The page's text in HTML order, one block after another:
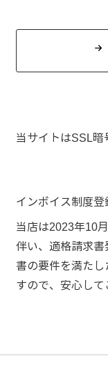
当サイトはSSL暗
インボイス制度登
当店は2023年10
伴い、適格請求
書の要件を満た
すので、安心して